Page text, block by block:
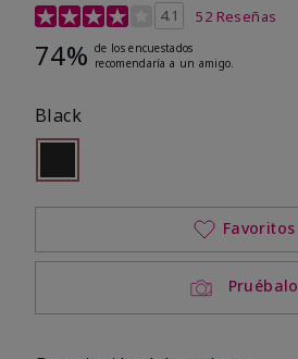
Calificación de clientes de 5 de 5
4.1 52 Reseñas
74% de los encuestados
recomendaría a un amigo.
Black
seleccionado
Out of stock
Pruébalo
Favoritos